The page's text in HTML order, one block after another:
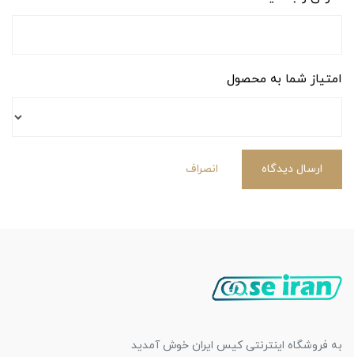
امتیاز شما به محصول
ارسال دیدگاه انصراف
به فروشگاه اینترنتی کیس ایران خوش آمدید